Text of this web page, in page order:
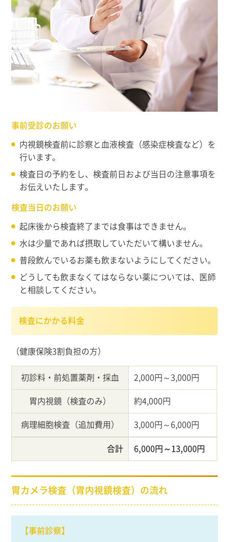
事前受診のお願い
内視鏡検査前に診察と血液検査（感染症検査など）を
行います。
検査日の予約をし、検査前日および当日の注意事項を
お伝えいたします。
検査当日のお願い
起床後から検査終了までは食事はできません。
水は少量であれば摂取していただいて構いません。
普段飲んでいるお薬も飲まないようにしてください。
どうしても飲まなくてはならない薬については、医師
と相談してください。
検査にかかる料金
（健康保険3割負担の方）
初診料・前処置薬剤・採血 2,000円～3,000円
胃内視鏡（検査のみ） 約4,000円
病理細胞検査（追加費用） 3,000円～6,000円
合計 6,000円～13,000円
胃カメラ検査（胃内視鏡検査）の流れ
【事前診察】